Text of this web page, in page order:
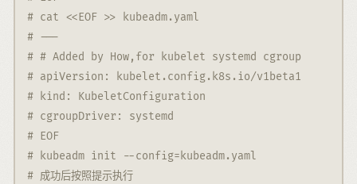
# cat <<EOF >> kubeadm.yaml
# ---
# # Added by How,for kubelet systemd cgroup
# apiVersion: kubelet.config.k8s.io/v1beta1
# kind: KubeletConfiguration
# cgroupDriver: systemd
# EOF
# kubeadm init --config=kubeadm.yaml
# 成功后按照提示执行